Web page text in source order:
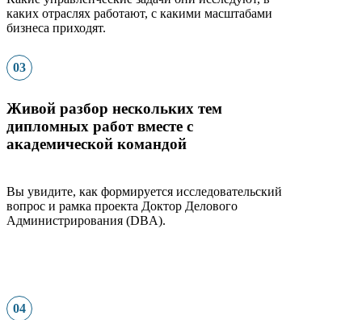
каких отраслях работают, с какими масштабами
бизнеса приходят.
03
Живой разбор нескольких тем
дипломных работ вместе с
академической командой
Вы увидите, как формируется исследовательский
вопрос и рамка проекта Доктор Делового
Администрирования (DBA).
04